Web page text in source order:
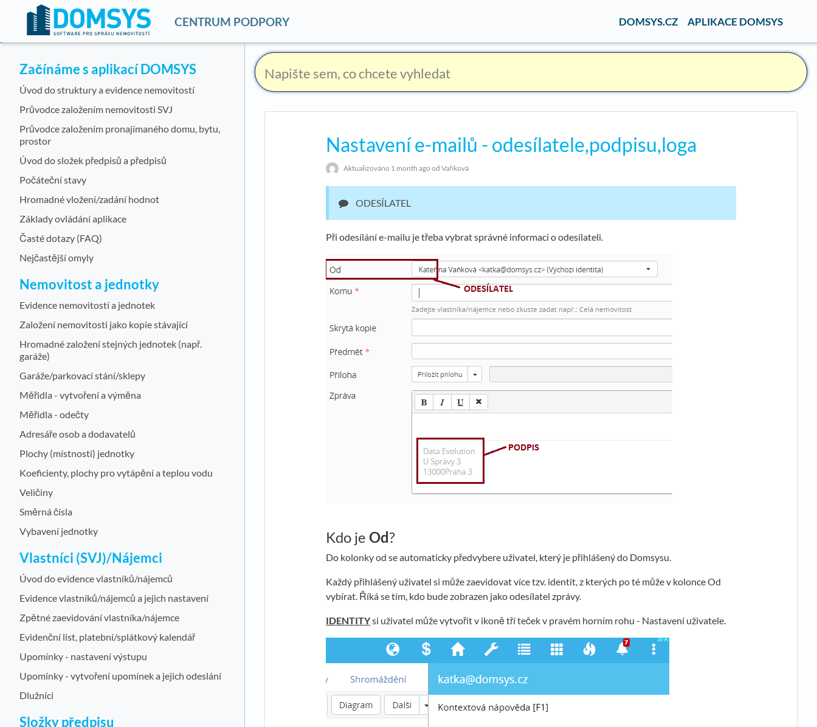
CENTRUM PODPORY DOMSYS.CZ APLIKACE DOMSYS
Začínáme s aplikací DOMSYS
Úvod do struktury a evidence nemovitostí
Průvodce založením nemovitosti SVJ
Průvodce založením pronajímaného domu, bytu,
prostor
Úvod do složek předpisů a předpisů
Počáteční stavy
Hromadné vložení/zadání hodnot
Základy ovládání aplikace
Časté dotazy (FAQ)
Nejčastější omyly
Nemovitost a jednotky
Evidence nemovitostí a jednotek
Založení nemovitosti jako kopie stávající
Hromadné založení stejných jednotek (např.
garáže)
Garáže/parkovací stání/sklepy
Měřidla - vytvoření a výměna
Měřidla - odečty
Adresáře osob a dodavatelů
Plochy (místnosti) jednotky
Koeficienty, plochy pro vytápění a teplou vodu
Veličiny
Směrná čísla
Vybavení jednotky
Vlastníci (SVJ)/Nájemci
Úvod do evidence vlastníků/nájemců
Evidence vlastníků/nájemců a jejich nastavení
Zpětné zaevidování vlastníka/nájemce
Evidenční list, platební/splátkový kalendář
Upomínky - nastavení výstupu
Upomínky - vytvoření upomínek a jejich odeslání
Dlužníci
Složky předpisu
Nastavení e-mailů - odesílatele,podpisu,loga
Aktualizováno 1 month ago od Vaňková
ODESÍLATEL
Při odesílání e-mailu je třeba vybrat správné informaci o odesílateli.
Kdo jeOd?
Do kolonky od se automaticky předvybere uživatel, který je přihlášený do Domsysu.
Každý přihlášený uživatel si může zaevidovat více tzv. identit, z kterých po té může v kolonce Od
vybírat. Říká se tím, kdo bude zobrazen jako odesílatel zprávy.
IDENTITYsi uživatel může vytvořit v ikoně tří teček v pravém horním rohu - Nastavení uživatele.